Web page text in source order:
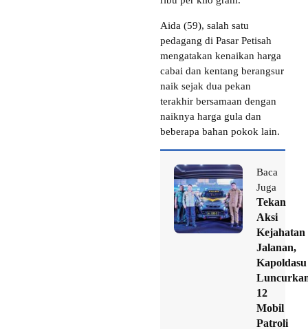
Aida (59), salah satu
pedagang di Pasar Petisah
mengatakan kenaikan harga
cabai dan kentang berangsur
naik sejak dua pekan
terakhir bersamaan dengan
naiknya harga gula dan
beberapa bahan pokok lain.
Baca
Juga
Tekan
Aksi
Kejahatan
Jalanan,
Kapoldasu
12
Mobil
Patroli